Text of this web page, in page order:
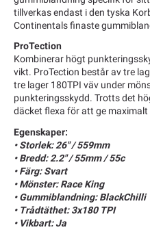
tillverkas endast i den tyska
Continentals finaste
ProTection
Kombinerar högt
vikt. ProTection består av tre
tre lager 180TPI väv under
punkteringsskydd. Trotts det
däcket flexa för att ge
Egenskaper:
• Storlek: 26" / 559mm
• Bredd: 2.2" / 55mm / 55c
• Färg: Svart
• Mönster: Race King
• Gummiblandning: BlackChilli
• Trådtäthet: 3x180 TPI
• Vikbart: Ja